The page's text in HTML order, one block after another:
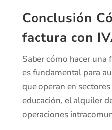
Conclusión
factura con
Saber cómo hacer una
es fundamental para
que operan en
educación, el alquiler
operaciones